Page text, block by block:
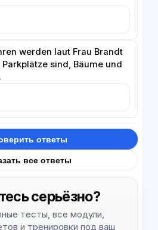
werden laut Frau Brandt
sind, Bäume und
ответы
все ответы
серьёзно?
тесты, все модули,
и тренировки под ваш